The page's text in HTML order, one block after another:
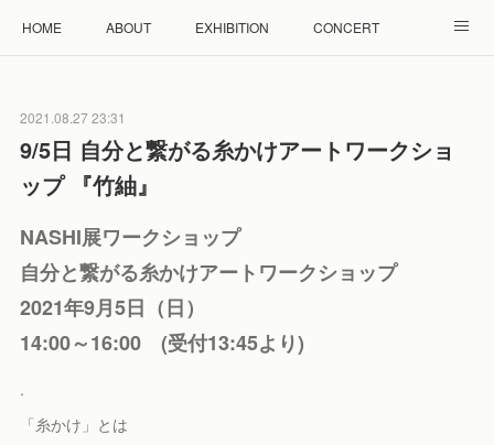
HOME ABOUT EXHIBITION CONCERT
Facebook
2021.08.27 23:31
9/5日 自分と繋がる糸かけアートワークショ
ップ 『竹紬』
NASHI展ワークショップ
自分と繋がる糸かけアートワークショップ
2021年9月5日（日）
14:00～16:00 (受付13:45より)
.
「糸かけ」とは